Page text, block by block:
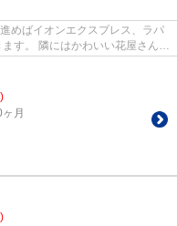
めばイオンエクスプレス、ラパ
す。 隣にはかわいい花屋さんが
月